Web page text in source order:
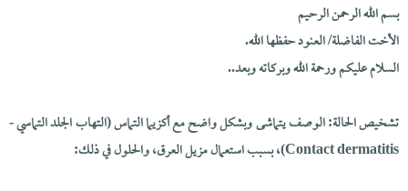
بسم الله الرحمن الرحيم
الأخت الفاضلة/ العنود حفظها الله.
السلام عليكم ورحمة الله وبركاته وبعد..
تشخيص الحالة: الوصف يتماشى وبشكل واضح مع أكزيما التماس (التهاب الجلد التماسي -
Contact dermatitis)، بسبب استعمال مزيل العرق، والحلول في ذلك: